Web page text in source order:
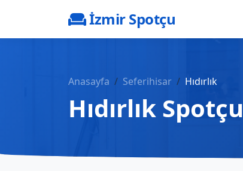
İzmir Spotçu
Anasayfa Seferihisar Hıdırlık
Hıdırlık Spotçu